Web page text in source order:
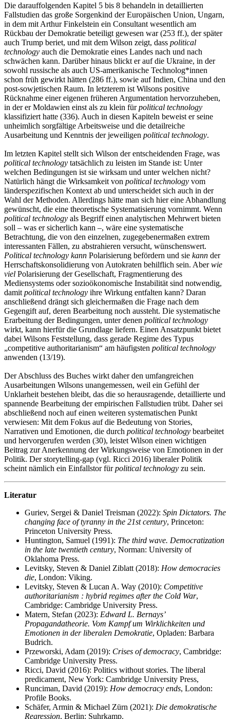
Die darauffolgenden Kapitel 5 bis 8 behandeln in detaillierten
Fallstudien das große Sorgenkind der Europäischen Union, Ungarn,
in dem mit Arthur Finkelstein ein Consultant wesentlich am
Rückbau der Demokratie beteiligt gewesen war (253 ff.), der später
auch Trump beriet, und mit dem Wilson zeigt, dass political
technology auch die Demokratie eines Landes nach und nach
schwächen kann. Darüber hinaus blickt er auf die Ukraine, in der
sowohl russische als auch US-amerikanische Technolog*innen
schon früh gewirkt hätten (286 ff.), sowie auf Indien, China und den
post-sowjetischen Raum. In letzterem ist Wilsons positive
Rücknahme einer eigenen früheren Argumentation hervorzuheben,
in der er Moldawien einst als zu klein fürpolitical technology
klassifiziert hatte (336). Auch in diesen Kapiteln beweist er seine
unheimlich sorgfältige Arbeitsweise und die detailreiche
Ausarbeitung und Kenntnis der jeweiligen political technology.
Im letzten Kapitel stellt sich Wilson der entscheidenden Frage, was
political technology tatsächlich zu leisten im Stande ist: Unter
welchen Bedingungen ist sie wirksam und unter welchen nicht?
Natürlich hängt die Wirksamkeit von political technology vom
länderspezifischen Kontext ab und unterscheidet sich auch in der
Wahl der Methoden. Allerdings hätte man sich hier eine Abhandlung
gewünscht, die eine theoretische Systematisierung vornimmt. Wenn
political technology als Begriff einen analytischen Mehrwert bieten
soll – was er sicherlich kann –, wäre eine systematische
Betrachtung, die von den einzelnen, zugegebenermaßen extrem
interessanten Fällen, zu abstrahieren versucht, wünschenswert.
Political technology kann Polarisierung befördern und sie kann der
Herrschaftskonsolidierung von Autokraten behilflich sein. Aberwie
viel Polarisierung der Gesellschaft, Fragmentierung des
Mediensystems oder sozioökonomische Instabilität sind notwendig,
damit political technology ihre Wirkung entfalten kann? Daran
anschließend drängt sich gleichermaßen die Frage nach dem
Gegengift auf, deren Bearbeitung noch aussteht. Die systematische
Erarbeitung der Bedingungen, unter denen political technology
wirkt, kann hierfür die Grundlage liefern. Einen Ansatzpunkt bietet
dabei Wilsons Feststellung, dass gerade Regime des Typus
„competitive authoritarianism“ am häufigsten political technology
anwenden (13/19).
Der Abschluss des Buches wirkt daher den umfangreichen
Ausarbeitungen Wilsons unangemessen, weil ein Gefühl der
Unklarheit bestehen bleibt, das die so herausragende, detaillierte und
spannende Bearbeitung der empirischen Fallstudien trübt. Daher sei
abschließend noch auf einen weiteren systematischen Punkt
verwiesen: Mit dem Fokus auf die Bedeutung von Stories,
Narrativen und Emotionen, die durch political technology bearbeitet
und hervorgerufen werden (30), leistet Wilson einen wichtigen
Beitrag zur Anerkennung der Wirkungsweise von Emotionen in der
Politik. Der storytelling-gap (vgl. Ricci 2016) liberaler Politik
scheint nämlich ein Einfallstor fürpolitical technology zu sein.
Literatur
Guriev, Sergei & Daniel Treisman (2022): Spin Dictators. The
changing face of tyranny in the 21st century, Princeton:
Princeton University Press.
Huntington, Samuel (1991): The third wave. Democratization
in the late twentieth century, Norman: University of
Oklahoma Press.
Levitsky, Steven & Daniel Ziblatt (2018): How democracies
die, London: Viking.
Levitsky, Steven & Lucan A. Way (2010): Competitive
authoritarianism : hybrid regimes after the Cold War,
Cambridge: Cambridge University Press.
Matern, Stefan (2023): Edward L. Bernays’
Propagandatheorie. Vom Kampf um Wirklichkeiten und
Emotionen in der liberalen Demokratie, Opladen: Barbara
Budrich.
Przeworski, Adam (2019): Crises of democracy, Cambridge:
Cambridge University Press.
Ricci, David (2016): Politics without stories. The liberal
predicament, New York: Cambridge University Press,
Runciman, David (2019): How democracy ends, London:
Profile Books.
Schäfer, Armin & Michael Zürn (2021): Die demokratische
Regression, Berlin: Suhrkamp.